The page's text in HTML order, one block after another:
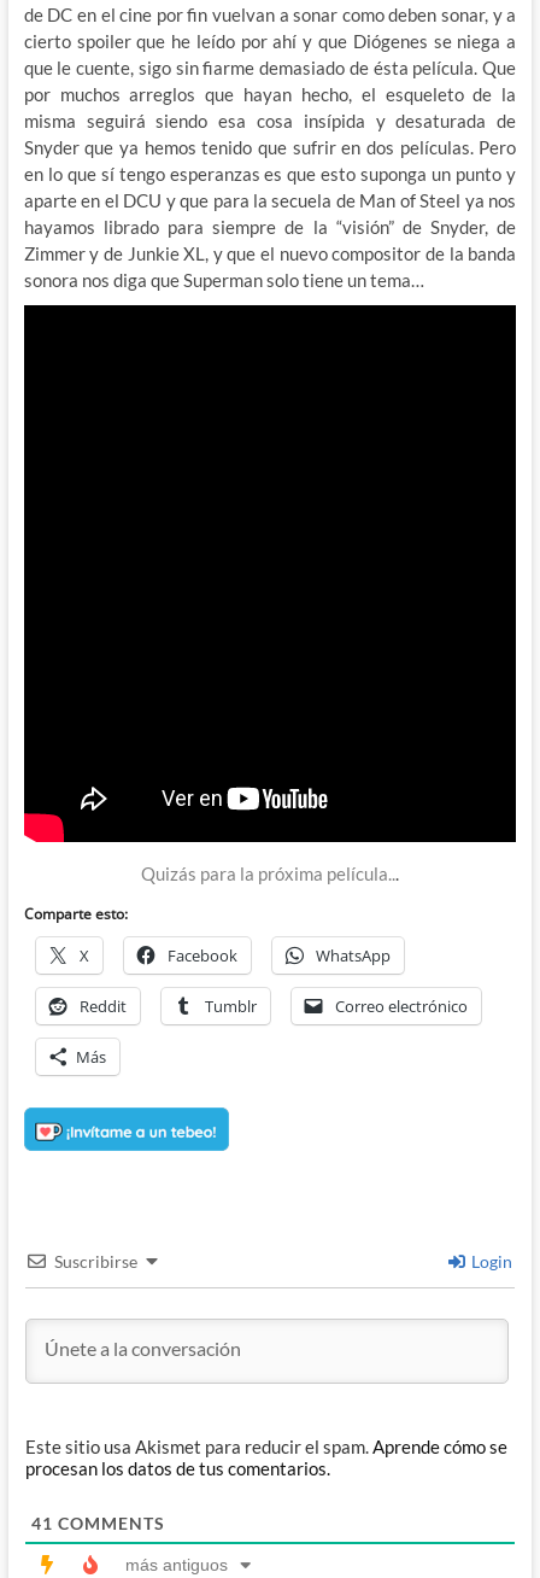
de DC en el cine por fin vuelvan a sonar como deben sonar, y a
cierto spoiler que he leído por ahí y que Diógenes se niega a
que le cuente, sigo sin fiarme demasiado de ésta película. Que
por muchos arreglos que hayan hecho, el esqueleto de la
misma seguirá siendo esa cosa insípida y desaturada de
Snyder que ya hemos tenido que sufrir en dos películas. Pero
en lo que sí tengo esperanzas es que esto suponga un punto y
aparte en el DCU y que para la secuela de Man of Steel ya nos
hayamos librado para siempre de la “visión” de Snyder, de
Zimmer y de Junkie XL, y que el nuevo compositor de la banda
sonora nos diga que Superman solo tiene un tema…
Quizás para la próxima película...
Comparte esto:
X Facebook WhatsApp
Reddit Tumblr Correo electrónico
Más
Suscribirse Login
Este sitio usa Akismet para reducir el spam.Aprende cómo se
procesan los datos de tus comentarios.
41 COMMENTS
más antiguos